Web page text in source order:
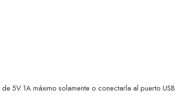
5V 1A máximo solamente o conectarla al puerto